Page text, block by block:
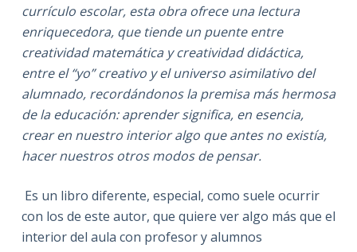
currículo escolar, esta obra ofrece una lectura
enriquecedora, que tiende un puente entre
creatividad matemática y creatividad didáctica,
entre el “yo” creativo y el universo asimilativo del
alumnado, recordándonos la premisa más hermosa
de la educación: aprender significa, en esencia,
crear en nuestro interior algo que antes no existía,
hacer nuestros otros modos de pensar.
Es un libro diferente, especial, como suele ocurrir
con los de este autor, que quiere ver algo más que el
interior del aula con profesor y alumnos